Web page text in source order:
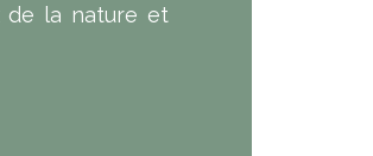
de la nature et